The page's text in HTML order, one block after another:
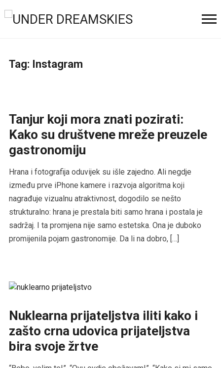
Tag: Instagram
Tanjur koji mora znati pozirati:
Kako su društvene mreže preuzele
gastronomiju
Hrana i fotografija oduvijek su išle zajedno. Ali negdje
između prve iPhone kamere i razvoja algoritma koji
nagrađuje vizualnu atraktivnost, dogodilo se nešto
strukturalno: hrana je prestala biti samo hrana i postala je
sadržaj. I ta promjena nije samo estetska. Ona je duboko
promijenila pojam gastronomije. Da li na dobro, […]
Nuklearna prijateljstva iliti kako i
zašto crna udovica prijateljstva
bira svoje žrtve